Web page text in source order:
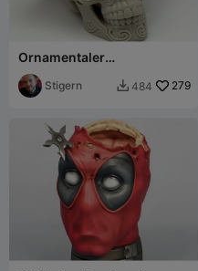
Ornamentaler
Piratenschädel
Stigern  484 279